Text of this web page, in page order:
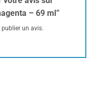
– 69 ml”
publier un avis.